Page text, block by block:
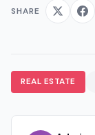
SHARE
REAL ESTATE